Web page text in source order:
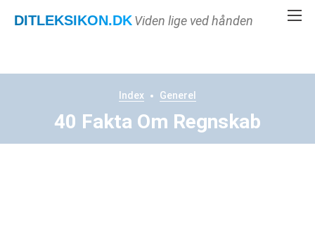
DITLEKSIKON.DKViden lige ved hånden
Index Generel
40 Fakta Om Regnskab